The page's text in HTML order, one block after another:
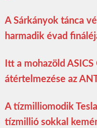
A Sárkányok tánca
harmadik évad
Itt a mohazöld
átértelmezése az
A tízmilliomodik
tízmillió sokkal